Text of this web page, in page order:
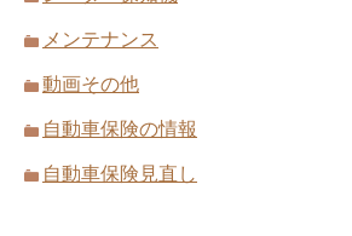
メンテナンス
動画その他
自動車保険の情報
自動車保険見直し